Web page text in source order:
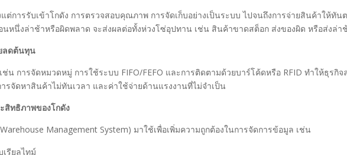
ต่การรับเข้าโกดัง การตรวจสอบคุณภาพ การจัดเก็บอย่างเป็นระบบ ไปจนถึงการจ่ายสินค้าให้ทัน
หนึ่งล่าช้าหรือผิดพลาด จะส่งผลต่อทั้งห่วงโซ่อุปทาน เช่น สินค้าขาดสต็อก ส่งของผิด หรือส่งล่า
ลดต้นทุน
ช่น การจัดหมวดหมู่ การใช้ระบบ FIFO/FEFO และการติดตามด้วยบาร์โค้ดหรือ RFID ทำให้ธุรกิจ
จัดหาสินค้าไม่ทันเวลา และค่าใช้จ่ายด้านแรงงานที่ไม่จำเป็น
สิทธิภาพของโกดัง
Management System) มาใช้เพื่อเพิ่มความถูกต้องในการจัดการข้อมูล เช่น
รียลไทม์